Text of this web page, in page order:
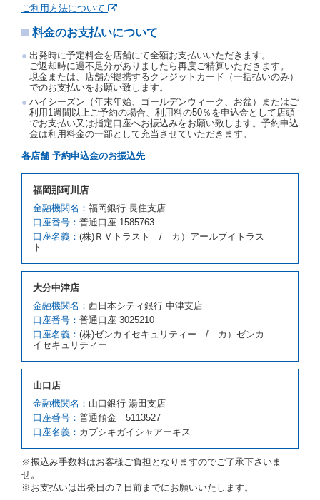
約申込金を返還するものとします。
若しくは当社のいずれの責にもよらない事由により貸
たものとします。この場合、当社は受領済の予約申込
金を返還するものとします。
第５条（代替レンタカー）
当社は、借受人から予約のあった車種クラスのレンタ
カーを貸し渡すことができないときは、予約と異なる
車種クラスのレンタカー（以下「代替レンタカー」と
いいます。）の貸渡しを申し入れることができるもの
とします。
クラスを除き予約時と同一の借受条件でレンタカー提
携先の代替レンタカーを貸し渡すものとします。な
お、代替レンタカーの貸渡料金が予約された車種クラ
スの貸渡料金より高くなるときは、予約した車種クラ
スの貸渡料金によるものとし、予約された車種クラス
借受人は、第１項の代替レンタカーの貸渡しの申入れ
を拒絶し、予約を取り消すことができるものとしま
す。
前項の場合、第１項の貸渡しをすることができない原
因が、当社の責に帰する事由によるときには第４条第
４項の予約の取消しとして取り扱い、当社は受領済の
予約申込金を返還するものとします。
原因が、当社の責に帰さない事由による時には第４条
第５項の予約の取消しとして取り扱い、当社は受領済
の予約申込金を返還するものとします。
第６条（免責）
当社及び借受人は、予約が取り消され、又は貸渡契約
が締結されなかったことについて、第４条及び第５条
に定める場合を除き、相互に何らの請求をしないもの
とします。
ご利用方法について
料金のお支払いについて
出発時に予定料金を店舗にて全額お支払いいただきます。
ご返却時に過不足分がありましたら再度ご精算いただきます。
現金または、店舗が提携するクレジットカード（一括払いのみ）
でのお支払いをお願い致します。
ハイシーズン（年末年始、ゴールデンウィーク、お盆）またはご
利用1週間以上ご予約の場合、利用料の50％を申込金として店頭
でお支払い又は指定口座へお振込みをお願い致します。予約申込
金は利用料金の一部として充当させていただきます。
各店舗 予約申込金のお振込先
福岡那珂川店
金融機関名： 福岡銀行 長住支店
口座番号： 普通口座 1585763
口座名義： (株)ＲＶトラスト / カ）アールブイトラス
ト
大分中津店
金融機関名： 西日本シティ銀行 中津支店
口座番号： 普通口座 3025210
口座名義： (株)ゼンカイセキュリティー / カ）ゼンカ
イセキュリティー
山口店
金融機関名： 山口銀行 湯田支店
口座番号： 普通預金 5113527
口座名義： カブシキガイシャアーキス
※振込み手数料はお客様ご負担となりますのでご了承下さいま
せ。
※お支払いは出発日の７日前までにお願いいたします。